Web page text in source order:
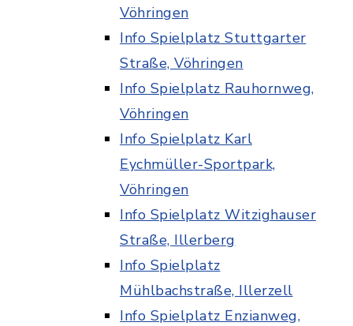
Vöhringen
Info Spielplatz Stuttgarter
Straße, Vöhringen
Info Spielplatz Rauhornweg,
Vöhringen
Info Spielplatz Karl
Eychmüller-Sportpark,
Vöhringen
Info Spielplatz Witzighauser
Straße, Illerberg
Info Spielplatz
Mühlbachstraße, Illerzell
Info Spielplatz Enzianweg,